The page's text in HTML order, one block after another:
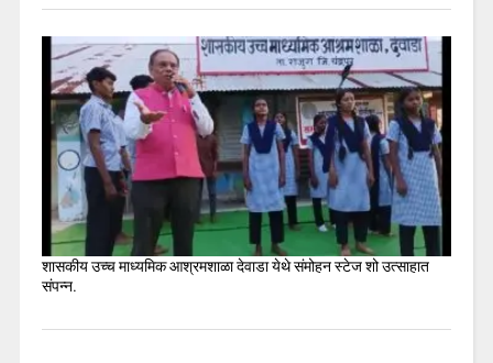
शासकीय उच्च माध्यमिक आश्रमशाळा देवाडा येथे संमोहन स्टेज शो उत्साहात
संपन्न.